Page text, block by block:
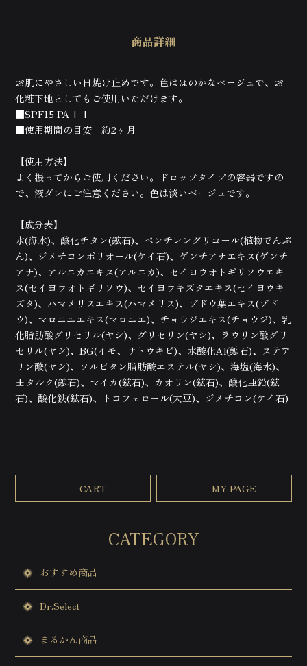
ヒプノセラピー（催眠療法）
ヒプノスリープ
ヒプノスリープ
セッションの流れ
メニュー
ヒプノリコネクション
ヒプノリコネクション
セッションの流れ
メニュー
ヘッドマッサージ
ヘッドマッサージ
フェイシャルエステ
レッスン情報
商品詳細
お肌にやさしい日焼け止めです。色はほのかなベージュで、お
化粧下地としてもご使用いただけます。
■SPF15 PA++
■使用期間の目安 約2ヶ月
【使用方法】
よく振ってからご使用ください。ドロップタイプの容器ですの
で、液ダレにご注意ください。色は淡いベージュです。
【成分表】
水(海水)、酸化チタン(鉱石)、ペンチレングリコール(植物でんぷ
ん)、ジメチコンポリオール(ケイ石)、ゲンチアナエキス(ゲンチ
アナ)、アルニカエキス(アルニカ)、セイヨウオトギリソウエキ
ス(セイヨウオトギリソウ)、セイヨウキズタエキス(セイヨウキ
ズタ)、ハマメリスエキス(ハマメリス)、ブドウ葉エキス(ブド
ウ)、マロニエエキス(マロニエ)、チョウジエキス(チョウジ)、乳
化脂肪酸グリセリル(ヤシ)、グリセリン(ヤシ)、ラウリン酸グリ
セリル(ヤシ)、BG(イモ、サトウキビ)、水酸化Al(鉱石)、ステア
リン酸(ヤシ)、ソルビタン脂肪酸エステル(ヤシ)、海塩(海水)、
±タルク(鉱石)、マイカ(鉱石)、カオリン(鉱石)、酸化亜鉛(鉱
石)、酸化鉄(鉱石)、トコフェロール(大豆)、ジメチコン(ケイ石)
CART MY PAGE
CATEGORY
おすすめ商品
Dr.Select
まるかん商品